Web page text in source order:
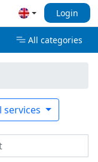
Login
All categories
services